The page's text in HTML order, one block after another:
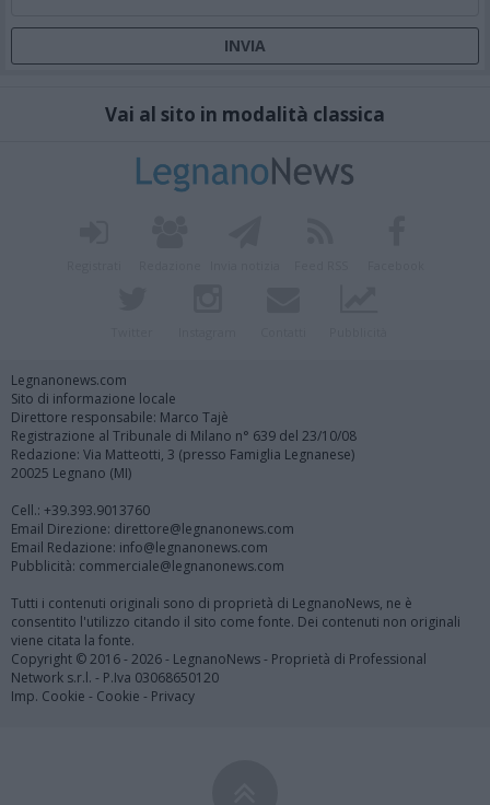
Vai al sito in modalità classica
Legnanonews.com
Sito di informazione locale
Direttore responsabile: Marco Tajè
Registrazione al Tribunale di Milano n° 639 del 23/10/08
Redazione: Via Matteotti, 3 (presso Famiglia Legnanese)
20025 Legnano (MI)
Cell.: +39.393.9013760
Email Direzione: direttore@legnanonews.com
Email Redazione: info@legnanonews.com
Pubblicità: commerciale@legnanonews.com
Tutti i contenuti originali sono di proprietà di LegnanoNews, ne è
consentito l'utilizzo citando il sito come fonte. Dei contenuti non originali
viene citata la fonte.
Copyright © 2016 - 2026 - LegnanoNews - Proprietà di Professional
Network s.r.l. - P.Iva 03068650120
Imp. Cookie - Cookie - Privacy